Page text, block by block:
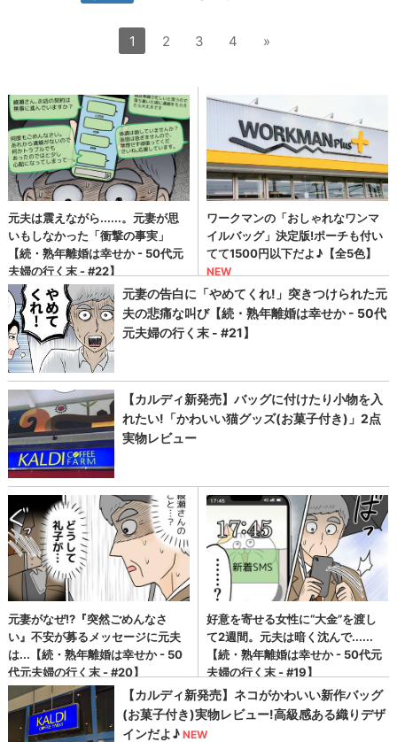
1 2 3 4 »